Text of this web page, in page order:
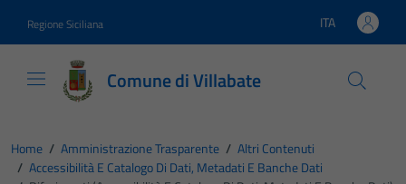
Regione Siciliana Lingua attiva:
ITA
Comune di Villabate
Home / Amministrazione Trasparente / Altri Contenuti
/ Accessibilità E Catalogo Di Dati, Metadati E Banche Dati